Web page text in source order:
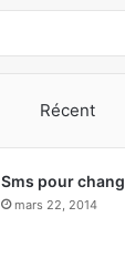
Récent
Sms pour
mars 22, 2014